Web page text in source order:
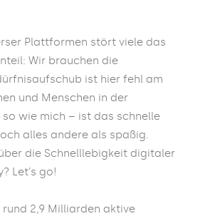
Plattformen stört viele das
Wir brauchen die
ist hier fehl am
und Menschen in der
wie mich – ist das schnelle
alles andere als spaßig.
die Schnelllebigkeit digitaler
Let’s go!
2,9 Milliarden aktive